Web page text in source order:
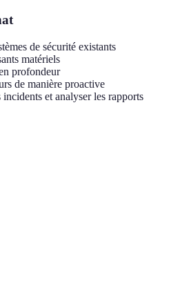
de sécurité existants
matériels
profondeur
de manière proactive
et analyser les rapports